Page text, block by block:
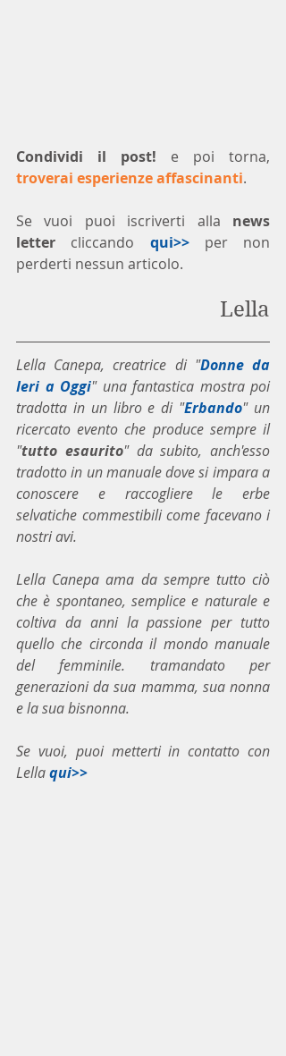
Condividi il post!
troverai esperienze affascinanti.
Se vuoi puoi iscriverti alla news
letter cliccando qui>> per non
perderti nessun articolo.
Lella
Lella Canepa, creatrice di "Donne da
Ieri a Oggi" una fantastica mostra poi
tradotta in un libro e di "Erbando" un
ricercato evento che produce sempre il
"tutto esaurito" da subito, anch'esso
tradotto in un manuale dove si impara a
conoscere e raccogliere le erbe
selvatiche commestibili come facevano i
nostri avi.
Lella Canepa ama da sempre tutto ciò
che è spontaneo, semplice e naturale e
coltiva da anni la passione per tutto
quello che circonda il mondo manuale
del femminile. tramandato per
generazioni da sua mamma, sua nonna
e la sua bisnonna.
Se vuoi, puoi metterti in contatto con
Lella qui>>